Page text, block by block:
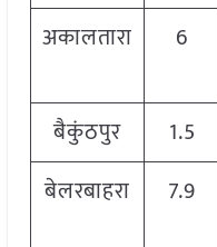
अकालतारा 6
बैकुंठपुर 1.5
बेलरबाहरा
7.9